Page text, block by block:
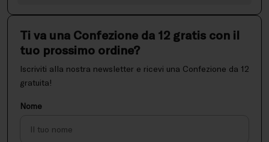
Ti va una Confezione da 12 gratis con il
tuo prossimo ordine?
Iscriviti alla nostra newsletter e ricevi una Confezione da 12
gratuita!
Nome